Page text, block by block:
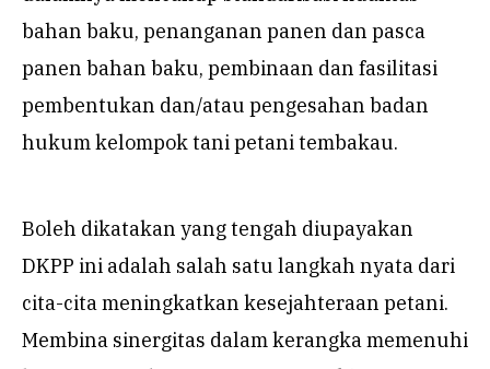
bahan baku, penanganan panen dan pasca
panen bahan baku, pembinaan dan fasilitasi
pembentukan dan/atau pengesahan badan
hukum kelompok tani petani tembakau.
Boleh dikatakan yang tengah diupayakan
DKPP ini adalah salah satu langkah nyata dari
cita-cita meningkatkan kesejahteraan petani.
Membina sinergitas dalam kerangka memenuhi